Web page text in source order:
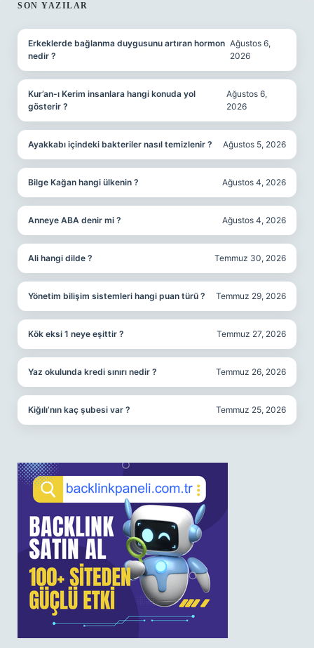
SIDEBAR
SON YAZILAR
Erkeklerde bağlanma duygusunu artıran hormon
nedir ?
Ağustos 6,
2026
Kur’an-ı Kerim insanlara hangi konuda yol
gösterir ?
Ağustos 6,
2026
Ayakkabı içindeki bakteriler nasıl temizlenir ? Ağustos 5, 2026
Bilge Kağan hangi ülkenin ? Ağustos 4, 2026
Anneye ABA denir mi ? Ağustos 4, 2026
Ali hangi dilde ? Temmuz 30, 2026
Yönetim bilişim sistemleri hangi puan türü ? Temmuz 29, 2026
Kök eksi 1 neye eşittir ? Temmuz 27, 2026
Yaz okulunda kredi sınırı nedir ? Temmuz 26, 2026
Kiğılı’nın kaç şubesi var ? Temmuz 25, 2026